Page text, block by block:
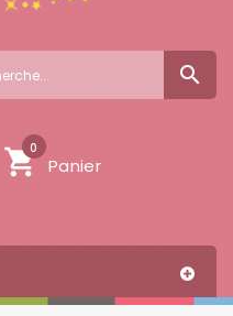
search
shopping_cart Panier
0